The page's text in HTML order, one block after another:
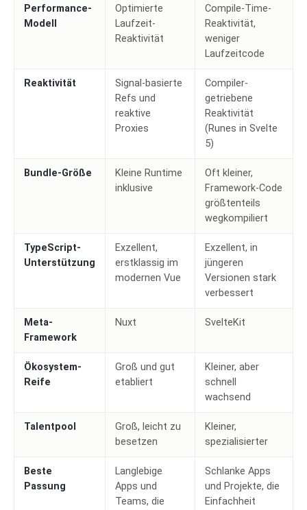
Performance-
Modell
Optimierte
Laufzeit-
Reaktivität
Compile-Time-
Reaktivität,
weniger
Laufzeitcode
Reaktivität
Signal-basierte
Refs und
reaktive
Proxies
Compiler-
getriebene
Reaktivität
(Runes in Svelte
5)
Bundle-Größe
Kleine Runtime
inklusive
Oft kleiner,
Framework-Code
größtenteils
wegkompiliert
TypeScript-
Unterstützung
Exzellent,
erstklassig im
modernen Vue
Exzellent, in
jüngeren
Versionen stark
verbessert
Meta-
Framework
Nuxt SvelteKit
Ökosystem-
Reife
Groß und gut
etabliert
Kleiner, aber
schnell
wachsend
Talentpool
Groß, leicht zu
besetzen
Kleiner,
spezialisierter
Beste
Passung
Langlebige
Apps und
Teams, die
Schlanke Apps
und Projekte, die
Einfachheit